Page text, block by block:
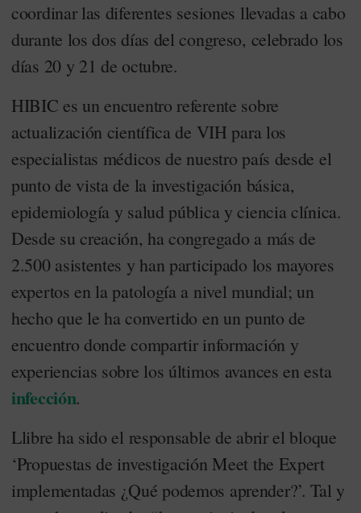
coordinar las diferentes sesiones llevadas a cabo
durante los dos días del congreso, celebrado los
días 20 y 21 de octubre.
HIBIC es un encuentro referente sobre
actualización científica de VIH para los
especialistas médicos de nuestro país desde el
punto de vista de la investigación básica,
epidemiología y salud pública y ciencia clínica.
Desde su creación, ha congregado a más de
2.500 asistentes y han participado los mayores
expertos en la patología a nivel mundial; un
hecho que le ha convertido en un punto de
encuentro donde compartir información y
experiencias sobre los últimos avances en esta
infección.
Llibre ha sido el responsable de abrir el bloque
‘Propuestas de investigación Meet the Expert
implementadas ¿Qué podemos aprender?’. Tal y